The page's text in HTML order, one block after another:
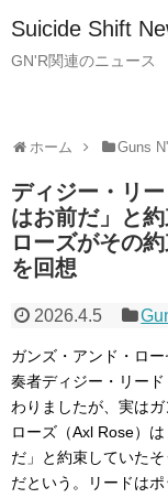
Suicide Shift
GN'R関連のニュース
ホーム Guns
ディジー・リ
はお前だ」と
ローズがその
を回想
2026.4.5
ガンズ・アンド・ロ
奏者ディジー・リー
わりましたが、実は
ローズ（Axl Rose）
だ」と約束していた
だという。リードは